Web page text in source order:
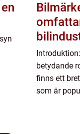
betydande
finns ett
som är